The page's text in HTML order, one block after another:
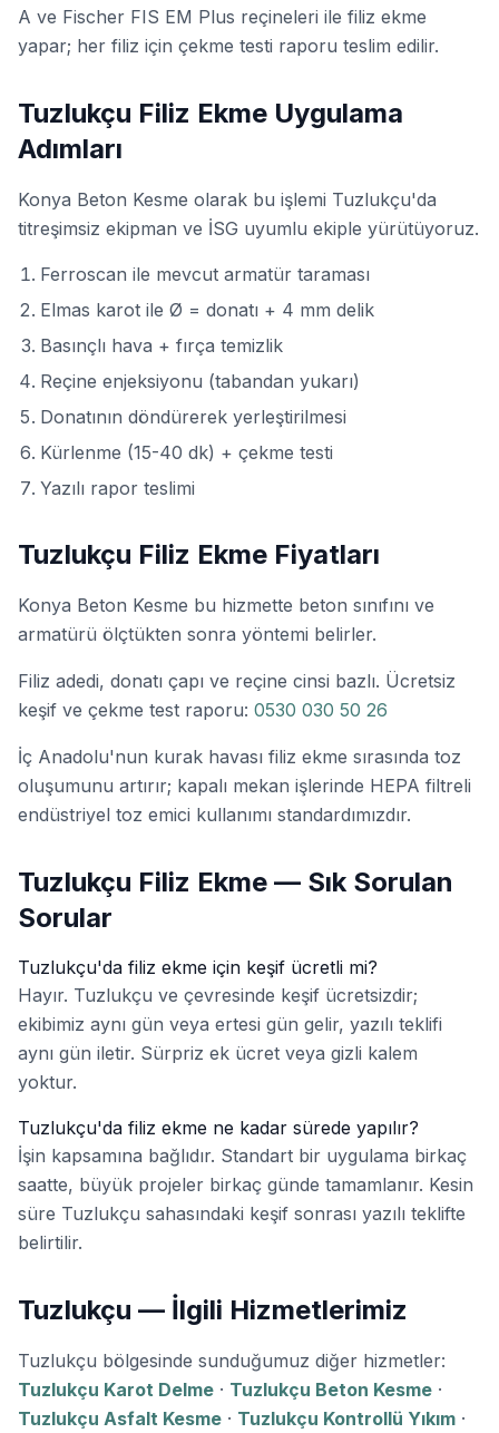
A ve Fischer FIS EM Plus reçineleri ile filiz ekme
yapar; her filiz için çekme testi raporu teslim edilir.
Tuzlukçu Filiz Ekme Uygulama
Adımları
Konya Beton Kesme olarak bu işlemi Tuzlukçu'da
titreşimsiz ekipman ve İSG uyumlu ekiple yürütüyoruz.
Ferroscan ile mevcut armatür taraması
Elmas karot ile Ø = donatı + 4 mm delik
Basınçlı hava + fırça temizlik
Reçine enjeksiyonu (tabandan yukarı)
Donatının döndürerek yerleştirilmesi
Kürlenme (15-40 dk) + çekme testi
Yazılı rapor teslimi
Tuzlukçu Filiz Ekme Fiyatları
Konya Beton Kesme bu hizmette beton sınıfını ve
armatürü ölçtükten sonra yöntemi belirler.
Filiz adedi, donatı çapı ve reçine cinsi bazlı. Ücretsiz
keşif ve çekme test raporu: 0530 030 50 26
İç Anadolu'nun kurak havası filiz ekme sırasında toz
oluşumunu artırır; kapalı mekan işlerinde HEPA filtreli
endüstriyel toz emici kullanımı standardımızdır.
Tuzlukçu Filiz Ekme — Sık Sorulan
Sorular
Tuzlukçu'da filiz ekme için keşif ücretli mi?
Hayır. Tuzlukçu ve çevresinde keşif ücretsizdir;
ekibimiz aynı gün veya ertesi gün gelir, yazılı teklifi
aynı gün iletir. Sürpriz ek ücret veya gizli kalem
yoktur.
Tuzlukçu'da filiz ekme ne kadar sürede yapılır?
İşin kapsamına bağlıdır. Standart bir uygulama birkaç
saatte, büyük projeler birkaç günde tamamlanır. Kesin
süre Tuzlukçu sahasındaki keşif sonrası yazılı teklifte
belirtilir.
Tuzlukçu — İlgili Hizmetlerimiz
Tuzlukçu bölgesinde sunduğumuz diğer hizmetler:
Tuzlukçu Karot Delme · Tuzlukçu Beton Kesme ·
Tuzlukçu Asfalt Kesme · Tuzlukçu Kontrollü Yıkım ·